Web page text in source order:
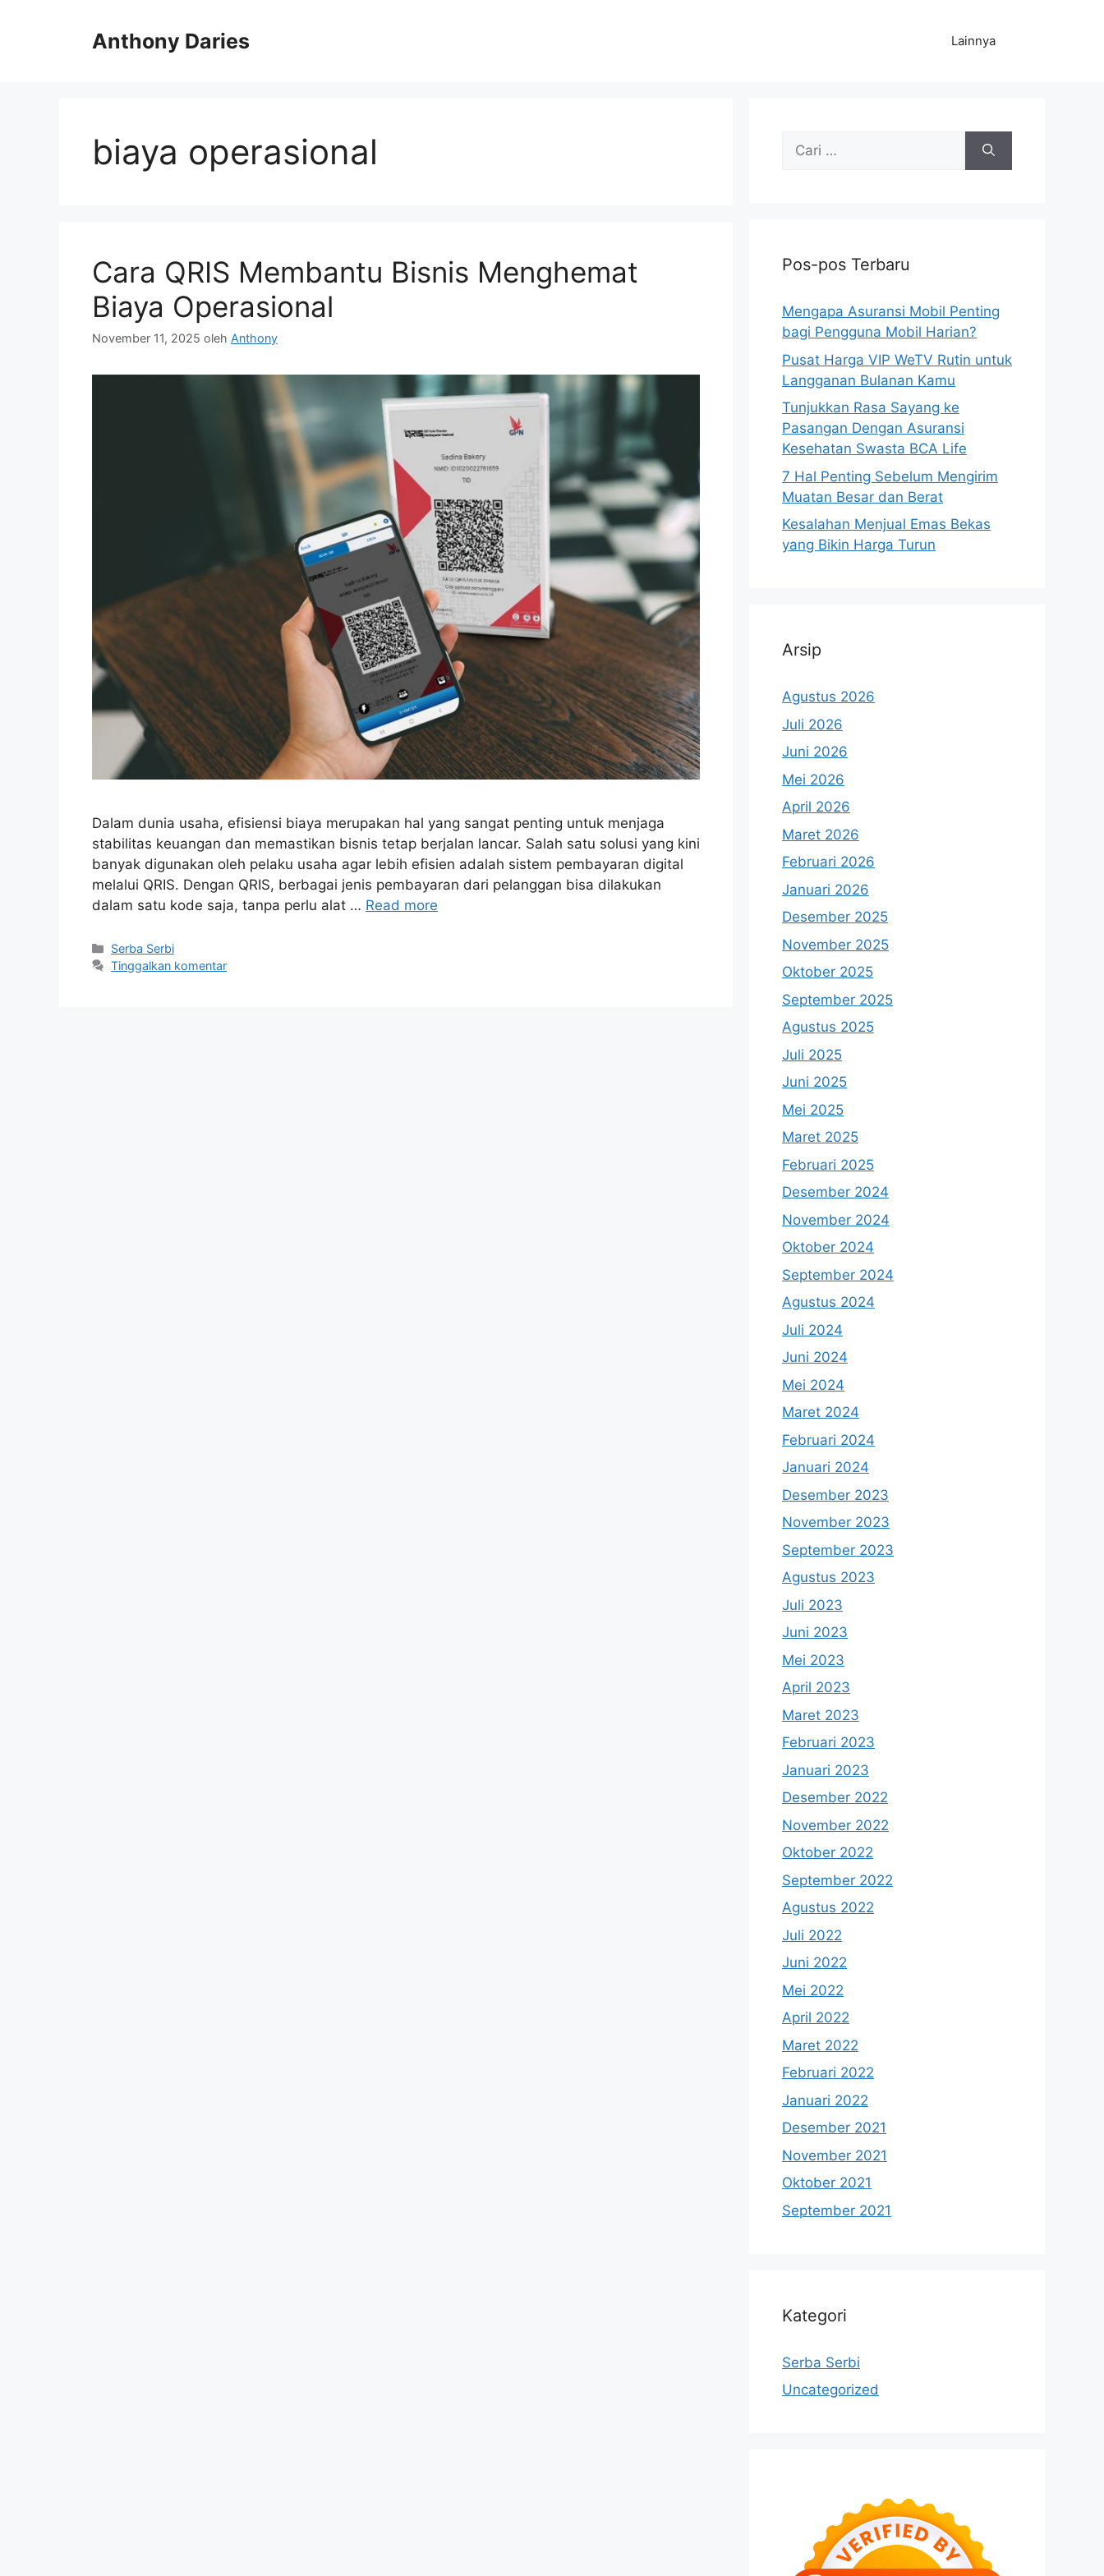
Anthony Daries Lainnya
biaya operasional
Cara QRIS Membantu Bisnis Menghemat
Biaya Operasional
November 11, 2025 oleh Anthony
Dalam dunia usaha, efisiensi biaya merupakan hal yang sangat penting untuk menjaga
stabilitas keuangan dan memastikan bisnis tetap berjalan lancar. Salah satu solusi yang kini
banyak digunakan oleh pelaku usaha agar lebih efisien adalah sistem pembayaran digital
melalui QRIS. Dengan QRIS, berbagai jenis pembayaran dari pelanggan bisa dilakukan
dalam satu kode saja, tanpa perlu alat … Read more
Kategori
Serba Serbi
Tinggalkan komentar
Cari
Pos-pos Terbaru
Mengapa Asuransi Mobil Penting
bagi Pengguna Mobil Harian?
Pusat Harga VIP WeTV Rutin untuk
Langganan Bulanan Kamu
Tunjukkan Rasa Sayang ke
Pasangan Dengan Asuransi
Kesehatan Swasta BCA Life
7 Hal Penting Sebelum Mengirim
Muatan Besar dan Berat
Kesalahan Menjual Emas Bekas
yang Bikin Harga Turun
Arsip
Agustus 2026
Juli 2026
Juni 2026
Mei 2026
April 2026
Maret 2026
Februari 2026
Januari 2026
Desember 2025
November 2025
Oktober 2025
September 2025
Agustus 2025
Juli 2025
Juni 2025
Mei 2025
Maret 2025
Februari 2025
Desember 2024
November 2024
Oktober 2024
September 2024
Agustus 2024
Juli 2024
Juni 2024
Mei 2024
Maret 2024
Februari 2024
Januari 2024
Desember 2023
November 2023
September 2023
Agustus 2023
Juli 2023
Juni 2023
Mei 2023
April 2023
Maret 2023
Februari 2023
Januari 2023
Desember 2022
November 2022
Oktober 2022
September 2022
Agustus 2022
Juli 2022
Juni 2022
Mei 2022
April 2022
Maret 2022
Februari 2022
Januari 2022
Desember 2021
November 2021
Oktober 2021
September 2021
Kategori
Serba Serbi
Uncategorized